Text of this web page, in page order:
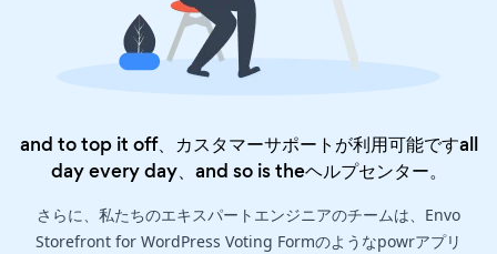
and to top it off、カスタマーサポートが利用可能ですall
day every day、and so is theヘルプセンター。
さらに、私たちのエキスパートエンジニアのチームは、Envo
Storefront for WordPress Voting Formのようなpowrアプリ